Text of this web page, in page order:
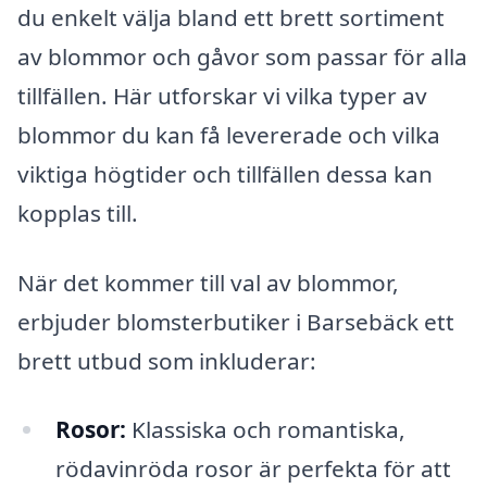
du enkelt välja bland ett brett sortiment
av blommor och gåvor som passar för alla
tillfällen. Här utforskar vi vilka typer av
blommor du kan få levererade och vilka
viktiga högtider och tillfällen dessa kan
kopplas till.
När det kommer till val av blommor,
erbjuder blomsterbutiker i Barsebäck ett
brett utbud som inkluderar:
Rosor: Klassiska och romantiska,
rödavinröda rosor är perfekta för att